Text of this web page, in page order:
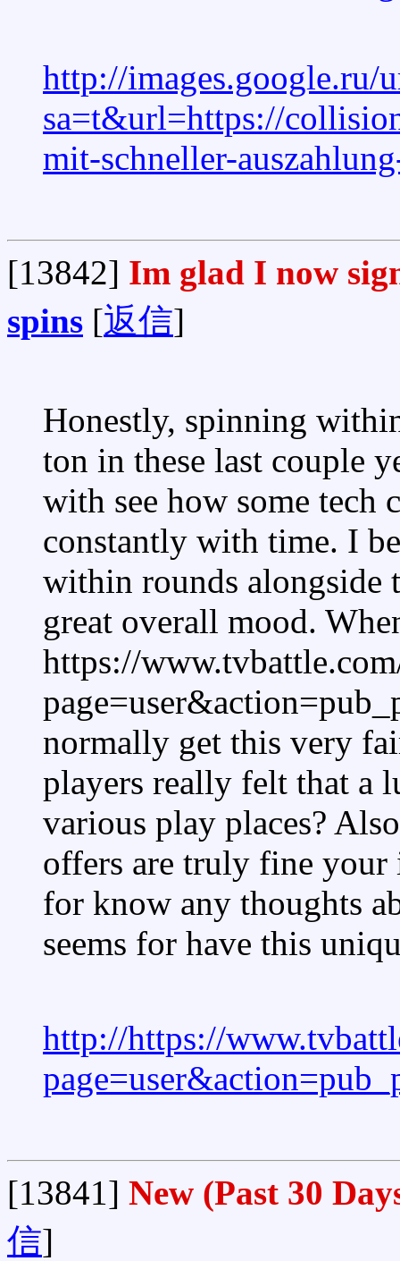
http://images.google.ru/
sa=t&url=https://
mit-schneller-
[13842] Im glad I now
spins [返信]
Honestly, spinning
ton in these last couple
with see how some tech
constantly with time. I
within rounds alongside
great overall mood.
https://
normally get this very
players really felt that a
various play places?
offers are truly fine
for know any thoughts
seems for have this
http://https://
[13841] New (Past 30
信]